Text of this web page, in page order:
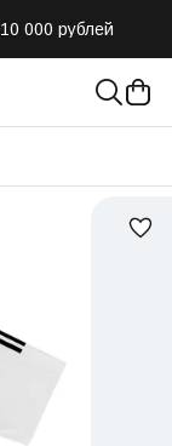
000 рублей
оформления